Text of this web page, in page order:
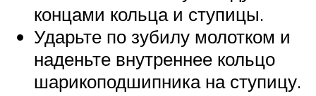
концами кольца и ступицы.
Ударьте по зубилу молотком и
наденьте внутреннее кольцо
шарикоподшипника на ступицу.